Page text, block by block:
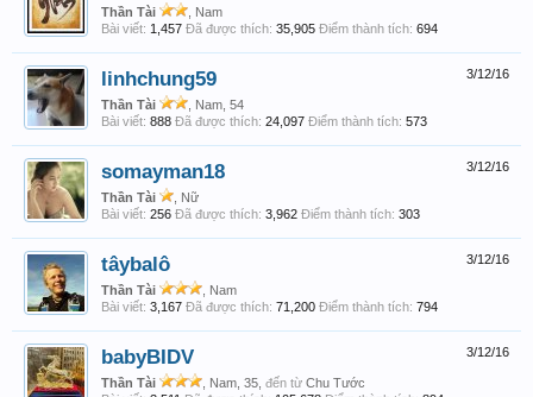
Thần Tài
, Nam
Bài viết: 1,457 Đã được thích: 35,905 Điểm thành tích: 694
3/12/16
linhchung59
Thần Tài
, Nam, 54
Bài viết: 888 Đã được thích: 24,097 Điểm thành tích: 573
3/12/16
somayman18
Thần Tài
, Nữ
Bài viết: 256 Đã được thích: 3,962 Điểm thành tích: 303
3/12/16
tâybalô
Thần Tài
, Nam
Bài viết: 3,167 Đã được thích: 71,200 Điểm thành tích: 794
3/12/16
babyBIDV
Thần Tài , Nam, 35, đến từ Chu Tước